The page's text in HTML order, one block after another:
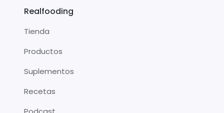
Realfooding
Tienda
Productos
Suplementos
Recetas